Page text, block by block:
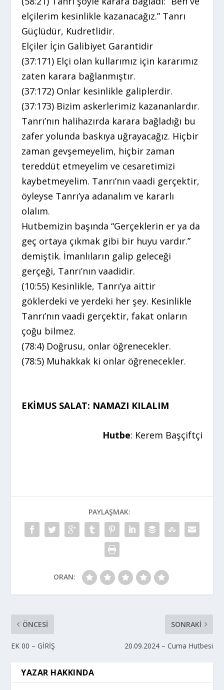
elçilerim kesinlikle kazanacağız.” Tanrı
Güçlüdür, Kudretlidir.
Elçiler İçin Galibiyet Garantidir
(37:171) Elçi olan kullarımız için kararımız
zaten karara bağlanmıştır.
(37:172) Onlar kesinlikle galiplerdir.
(37:173) Bizim askerlerimiz kazananlardır.
Tanrı’nın halihazırda karara bağladığı bu
zafer yolunda baskıya uğrayacağız. Hiçbir
zaman gevşemeyelim, hiçbir zaman
tereddüt etmeyelim ve cesaretimizi
kaybetmeyelim. Tanrı’nın vaadi gerçektir,
öyleyse Tanrı’ya adanalım ve kararlı
olalım.
Hutbemizin başında “Gerçeklerin er ya da
geç ortaya çıkmak gibi bir huyu vardır.”
demiştik. İmanlıların galip geleceği
gerçeği, Tanrı’nın vaadidir.
(10:55) Kesinlikle, Tanrı’ya aittir
göklerdeki ve yerdeki her şey. Kesinlikle
Tanrı’nın vaadi gerçektir, fakat onların
çoğu bilmez.
(78:4) Doğrusu, onlar öğrenecekler.
(78:5) Muhakkak ki onlar öğrenecekler.
EKİMUS SALAT: NAMAZI KILALIM
Hutbe: Kerem Başçiftçi
PAYLAŞMAK:
ORAN:
ÖNCESI
EK 00 – GİRİŞ
SONRAKI
20.09.2024 – Cuma Hutbesi
YAZAR HAKKINDA